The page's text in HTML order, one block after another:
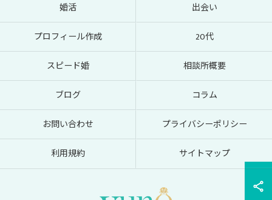
婚活 出会い
プロフィール作成 20代
スピード婚 相談所概要
ブログ コラム
お問い合わせ プライバシーポリシー
利用規約 サイトマップ